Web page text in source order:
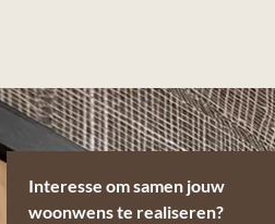
Interesse om samen jouw
woonwens te realiseren?